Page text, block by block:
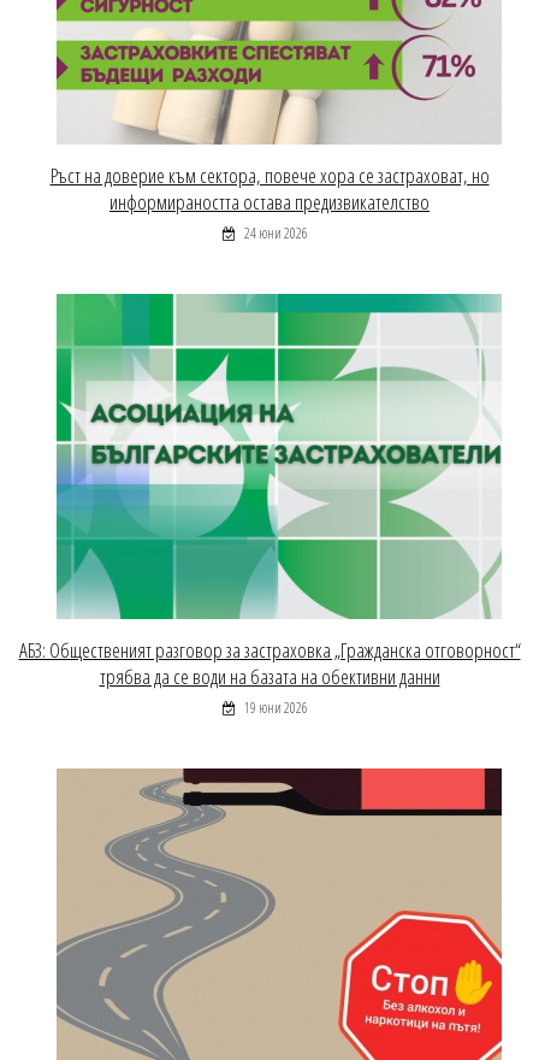
Ръст на доверие към сектора, повече хора се застраховат, но
информираността остава предизвикателство
24 юни 2026
АБЗ: Общественият разговор за застраховка „Гражданска отговорност“
трябва да се води на базата на обективни данни
19 юни 2026